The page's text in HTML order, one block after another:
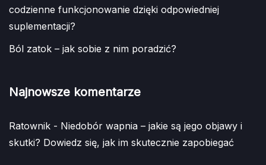
codzienne funkcjonowanie dzięki odpowiedniej
suplementacji?
Ból zatok – jak sobie z nim poradzić?
Najnowsze komentarze
Ratownik - Niedobór wapnia – jakie są jego objawy i
skutki? Dowiedz się, jak im skutecznie zapobiegać